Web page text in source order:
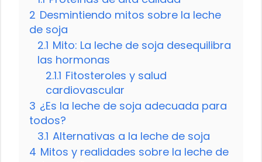
2 Desmintiendo mitos sobre la leche
de soja
2.1 Mito: La leche de soja desequilibra
las hormonas
2.1.1 Fitosteroles y salud
cardiovascular
3 ¿Es la leche de soja adecuada para
todos?
3.1 Alternativas a la leche de soja
4 Mitos y realidades sobre la leche de